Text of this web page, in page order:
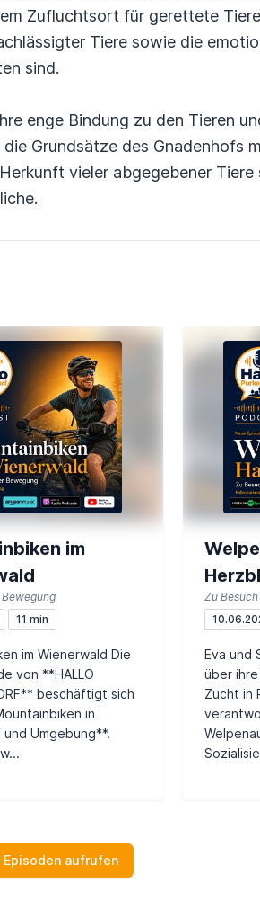
Zufluchtsort für gerettete
Tiere sowie die
sind.
enge Bindung zu den Tieren
Grundsätze des Gnadenhofs
vieler abgegebener Tiere
im
Bewegung
11 min
im Wienerwald Die
von **HALLO
beschäftigt sich
in
Umgebung**.
Eva und
über
Zucht in
Episoden aufrufen